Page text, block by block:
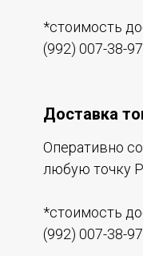
*стоимость
(992) 007-38-
Доставка
Оперативно
любую точку
*стоимость
(992) 007-38-